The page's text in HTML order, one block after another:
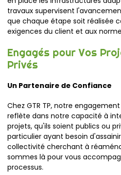
travaux supervisent
que chaque étape soit réalisée
exigences du client et aux
Engagés pour Vos
Privés
Un Partenaire de Confiance
Chez GTR TP, notre
reflète dans notre capacité à
projets, qu'ils soient publics ou
particulier ayant besoin
collectivité cherchant à
sommes là pour vous
processus.